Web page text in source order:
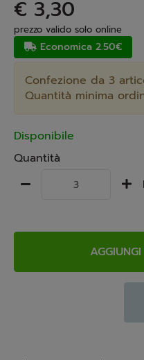
€ 3,30
prezzo valido solo online
Economica 2.50€
Confezione da 3
Quantità minima
Disponibile
Quantità